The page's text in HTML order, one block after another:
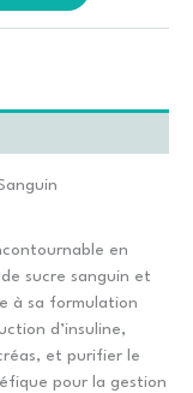
en
sucre sanguin et
à sa formulation
d’insuline,
et purifier le
pour la gestion